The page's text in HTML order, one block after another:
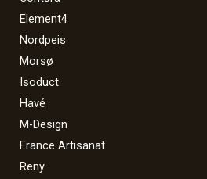
Element4
Nordpeis
Morsø
Isoduct
Havé
M-Design
France Artisanat
Reny